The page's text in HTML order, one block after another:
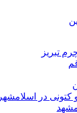
تبریز
کتونی در اسلامشهر